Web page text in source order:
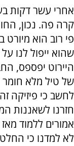
אחרי עשר דקות
קרה פה. נכון,
פי רוב הוא
שהוא ייפול לנו
היירוט יפספס,
של טיל מלא חומר
לחשב כי פיזיקה
חזרנו לשאננות
אמורים ללמוד
לא למדנו כי